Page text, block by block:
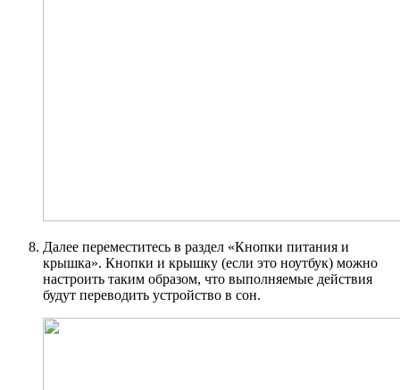
Далее переместитесь в раздел «Кнопки питания и
крышка». Кнопки и крышку (если это ноутбук) можно
настроить таким образом, что выполняемые действия
будут переводить устройство в сон.